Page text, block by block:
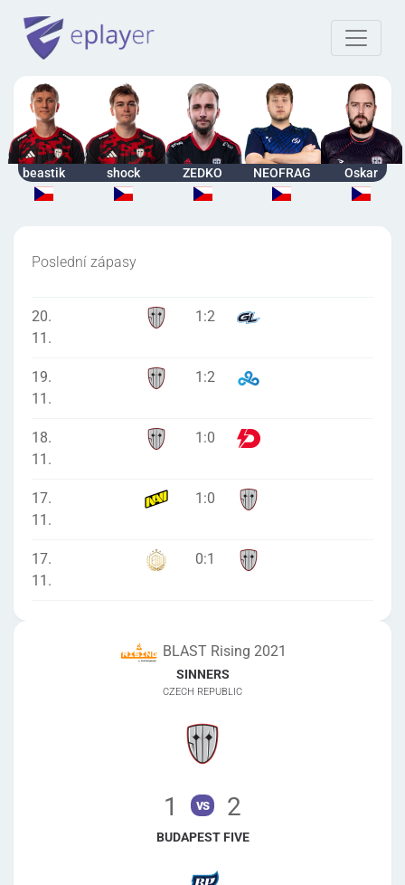
beastik shock ZEDKO NEOFRAG Oskar
Poslední zápasy
20.
11.
1 :2
19.
11.
1 :2
18.
11.
1 :0
17.
11.
1 :0
17.
11.
0:1
BLAST Rising 2021
SINNERS
CZECH REPUBLIC
1 vs 2
BUDAPEST FIVE